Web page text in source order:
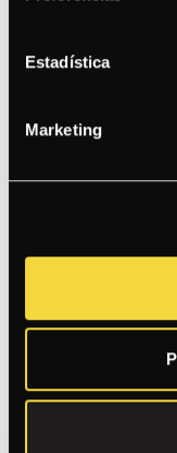
Estadística
Marketing
PECHUGA DE
TOMATE
CHICHARRÓN DE
LECHUGA, PALTA,
CHAMPIÑONES,